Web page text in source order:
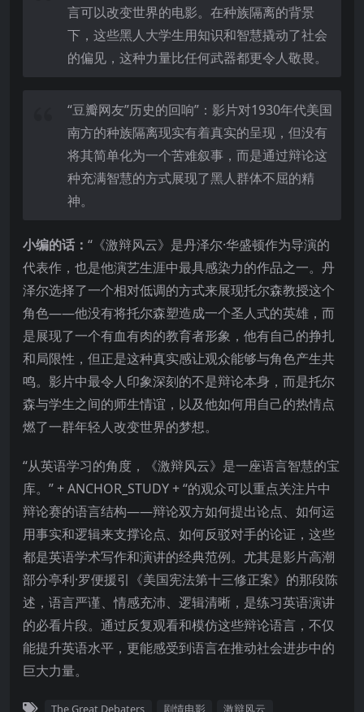
言可以改变世界的电影。在种族隔离的背景
下，这些黑人大学生用知识和智慧撬动了社会
的偏见，这种力量比任何武器都更令人敬畏。
“豆瓣网友”历史的回响”：影片对1930年代美国
南方的种族隔离现实有着真实的呈现，但没有
将其简单化为一个苦难叙事，而是通过辩论这
种充满智慧的方式展现了黑人群体不屈的精
神。
小编的话： “《激辩风云》是丹泽尔·华盛顿作为导演的
代表作，也是他演艺生涯中最具感染力的作品之一。丹
泽尔选择了一个相对低调的方式来展现托尔森教授这个
角色——他没有将托尔森塑造成一个圣人式的英雄，而
是展现了一个有血有肉的教育者形象，他有自己的挣扎
和局限性，但正是这种真实感让观众能够与角色产生共
鸣。影片中最令人印象深刻的不是辩论本身，而是托尔
森与学生之间的师生情谊，以及他如何用自己的热情点
燃了一群年轻人改变世界的梦想。
“从英语学习的角度，《激辩风云》是一座语言智慧的宝
库。” + ANCHOR_STUDY + “的观众可以重点关注片中
辩论赛的语言结构——辩论双方如何提出论点、如何运
用事实和逻辑来支撑论点、如何反驳对手的论证，这些
都是英语学术写作和演讲的经典范例。尤其是影片高潮
部分亭利·罗便援引《美国宪法第十三修正案》的那段陈
述，语言严谨、情感充沛、逻辑清晰，是练习英语演讲
的必看片段。通过反复观看和模仿这些辩论语言，不仅
能提升英语水平，更能感受到语言在推动社会进步中的
巨大力量。
The Great Debaters 剧情电影 激辩风云